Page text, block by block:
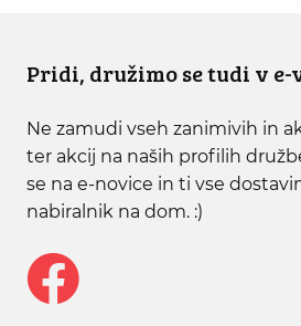
Pridi, družimo se tudi v e-
Ne zamudi vseh zanimivih in
ter akcij na naših profilih
se na e-novice in ti vse
nabiralnik na dom. :)